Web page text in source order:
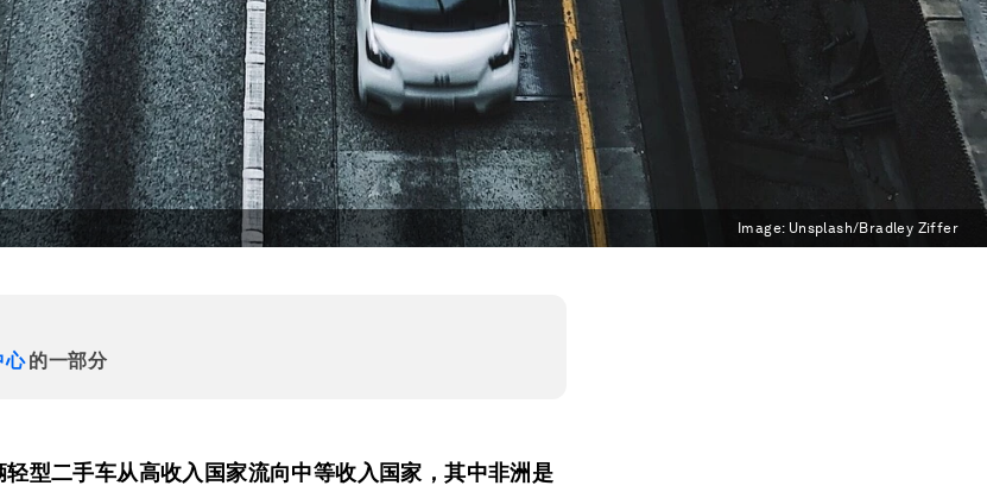
Image: Unsplash/Bradley Ziffer
心的一部分
型二手车从高收入国家流向中等收入国家，其中非洲是